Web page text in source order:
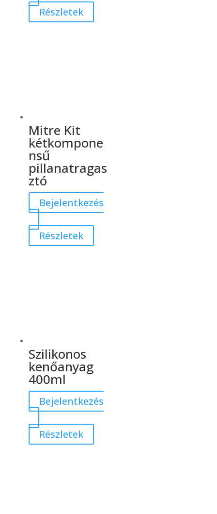
Részletek
Mitre Kit
kétkompone
nsű
pillanatragas
ztó
Bejelentkezés
Részletek
Szilikonos
kenőanyag
400ml
Bejelentkezés
Részletek